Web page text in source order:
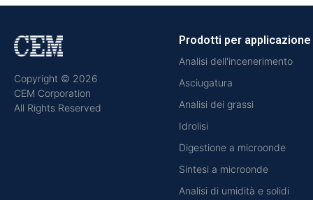
Copyright © 2026
CEM Corporation
All Rights Reserved
Prodotti per applicazione
Analisi dell'incenerimento
Asciugatura
Analisi dei grassi
Idrolisi
Digestione a microonde
Sintesi a microonde
Analisi di umidità e solidi